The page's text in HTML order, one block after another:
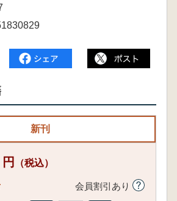
新刊
（税込）
会員割引あり